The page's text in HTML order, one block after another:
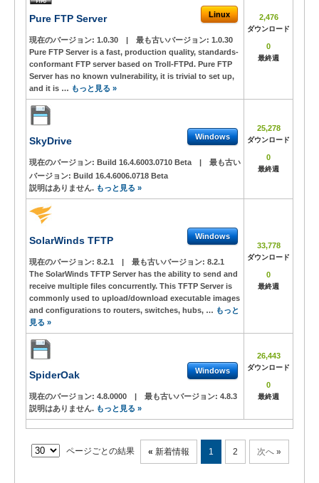
Pure FTP Server Linux
現在のバージョン: 1.0.30 | 最も古いバージョン: 1.0.30
Pure FTP Server is a fast, production quality, standards-
conformant FTP server based on Troll-FTPd. Pure FTP
Server has no known vulnerability, it is trivial to set up,
and it is … もっと見る »
2,476
ダウンロード
0
最終週
SkyDrive Windows
現在のバージョン: Build 16.4.6003.0710 Beta |
最も古い
バージョン: Build 16.4.6006.0718 Beta
説明はありません. もっと見る »
25,278
ダウンロード
0
最終週
SolarWinds TFTP Windows
現在のバージョン: 8.2.1 | 最も古いバージョン: 8.2.1
The SolarWinds TFTP Server has the ability to send and
receive multiple files concurrently. This TFTP Server is
commonly used to upload/download executable images
and configurations to routers, switches, hubs, … もっと
見る »
33,778
ダウンロード
0
最終週
SpiderOak Windows
現在のバージョン: 4.8.0000 | 最も古いバージョン: 4.8.3
説明はありません. もっと見る »
26,443
ダウンロード
0
最終週
ページごとの結果 « 新着情報 1 2 次へ »